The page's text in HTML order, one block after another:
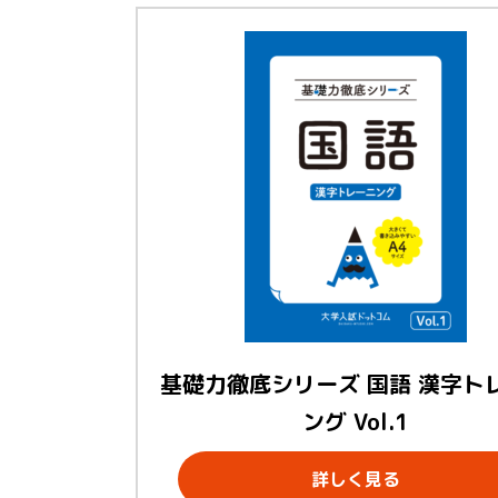
基礎力徹底シリーズ 国語 漢字ト
ング Vol.1
詳しく見る